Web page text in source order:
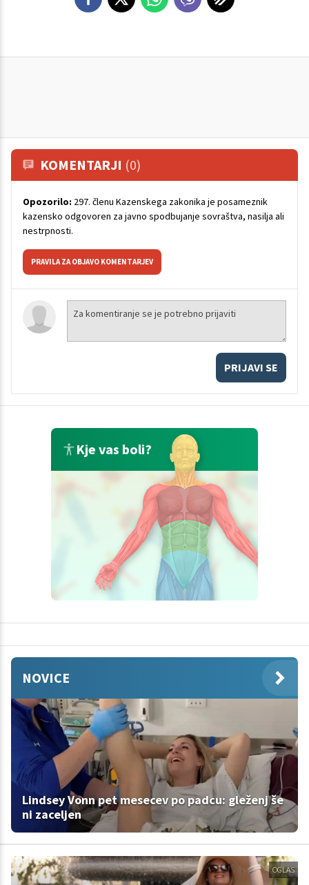
KOMENTARJI (0)
Opozorilo: 297. členu Kazenskega zakonika je posameznik
kazensko odgovoren za javno spodbujanje sovraštva, nasilja ali
nestrpnosti.
PRAVILA ZA OBJAVO KOMENTARJEV
PRIJAVI SE
Kje vas boli?
NOVICE
Lindsey Vonn pet mesecev po padcu: gleženj še
ni zaceljen
OGLAS